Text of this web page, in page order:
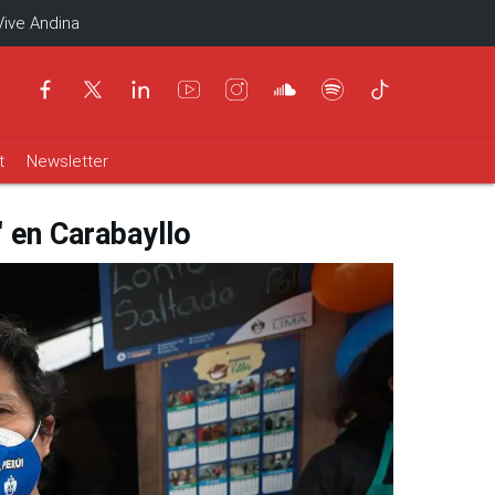
Andina
Newsletter
Carabayllo